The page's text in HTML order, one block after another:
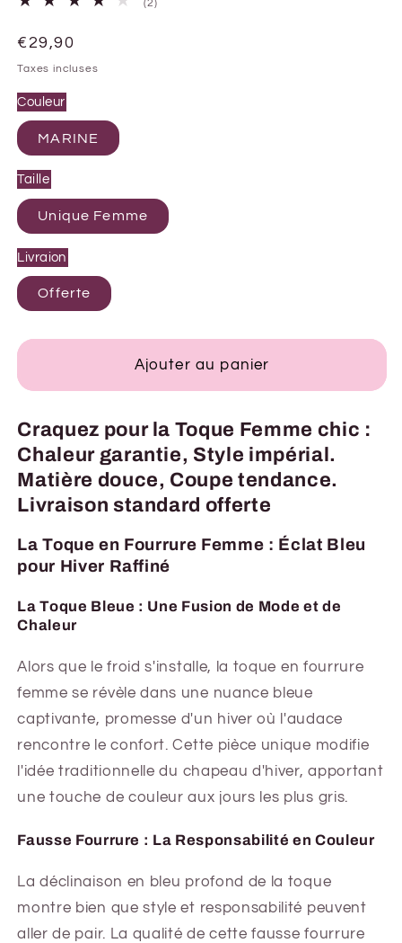
(2)2
Prix
habituel
€29,90
Taxes incluses
Couleur
MARINE
Taille
Unique Femme
Livraion
Offerte
Ajouter au panier
Craquez pour la Toque Femme chic :
Chaleur garantie, Style impérial.
Matière douce, Coupe tendance.
Livraison standard offerte
La Toque en Fourrure Femme : Éclat Bleu
pour Hiver Raffiné
La Toque Bleue : Une Fusion de Mode et de
Chaleur
Alors que le froid s'installe, la toque en fourrure
femme se révèle dans une nuance bleue
captivante, promesse d'un hiver où l'audace
rencontre le confort. Cette pièce unique modifie
l'idée traditionnelle du chapeau d'hiver, apportant
une touche de couleur aux jours les plus gris.
Fausse Fourrure : La Responsabilité en Couleur
La déclinaison en bleu profond de la toque
montre bien que style et responsabilité peuvent
aller de pair. La qualité de cette fausse fourrure